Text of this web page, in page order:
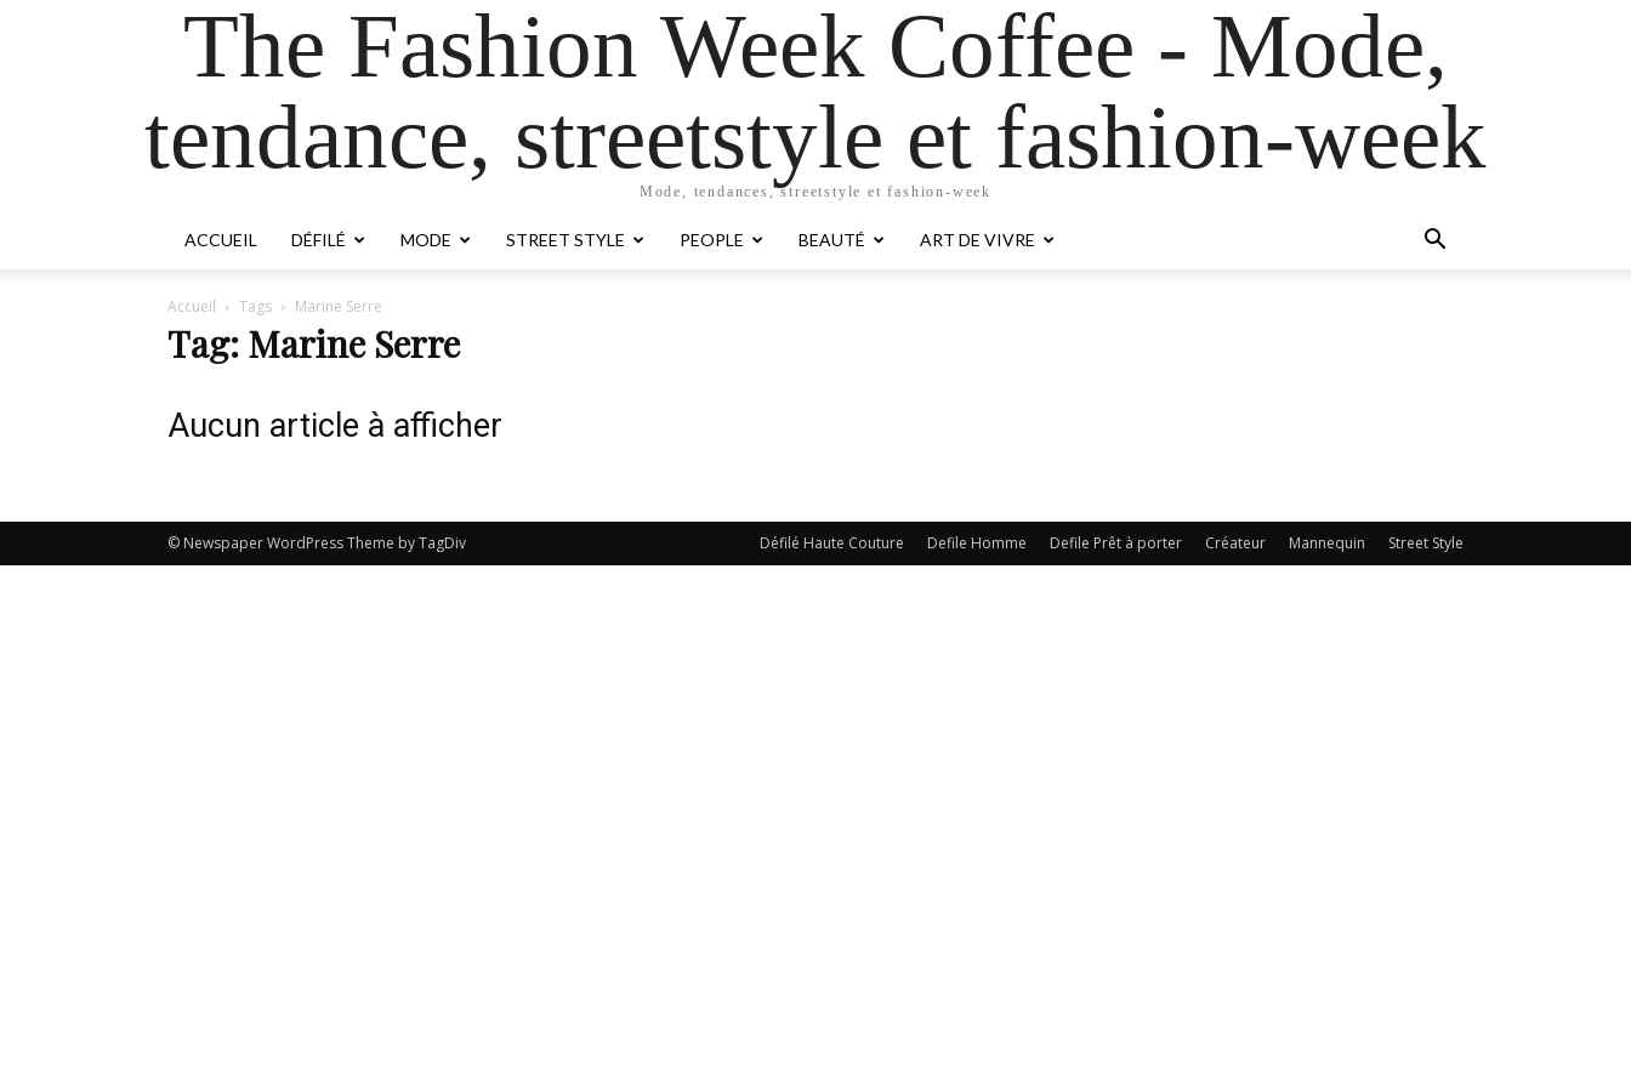
The Fashion Week Coffee - Mode,
tendance, streetstyle et fashion-week
Mode, tendances, streetstyle et fashion-week
ACCUEIL DÉFILÉ MODE STREET STYLE PEOPLE BEAUTÉ ART DE VIVRE
Accueil Tags Marine Serre
Tag: Marine Serre
Aucun article à afficher
Défilé Haute Couture Defile Homme Defile Prêt à porter Créateur Mannequin Street Style
© Newspaper WordPress Theme by TagDiv